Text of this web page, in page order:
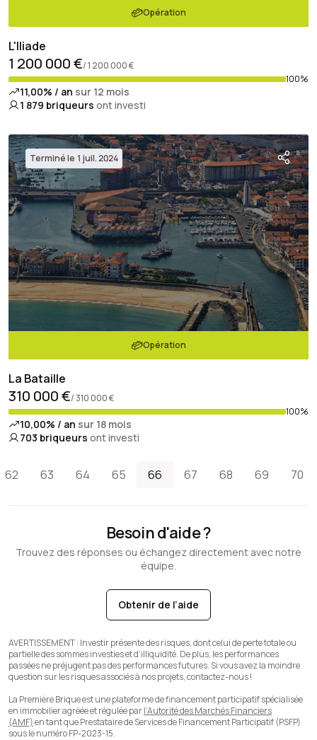
Opération
L'Iliade
1 200 000 €/ 1 200 000 €
100%
11,00% / an sur 12 mois
1 879 briqueurs ont investi
Terminé le 1 juil. 2024
Opération
La Bataille
310 000 €/ 310 000 €
100%
10,00% / an sur 18 mois
703 briqueurs ont investi
62 63 64 65 66 67 68 69 70
Besoin d'aide ?
Trouvez des réponses ou échangez directement avec notre
équipe.
Obtenir de l’aide
AVERTISSEMENT : Investir présente des risques, dont celui de perte totale ou
partielle des sommes investies et d’illiquidité. De plus, les performances
passées ne préjugent pas des performances futures. Si vous avez la moindre
question sur les risques associés à nos projets, contactez-nous !
La Première Brique est une plateforme de financement participatif spécialisée
en immobilier agréée et régulée parl’Autorité des Marchés Financiers
(AMF)en tant que Prestataire de Services de Financement Participatif (PSFP)
sous le numéro FP-2023-15.